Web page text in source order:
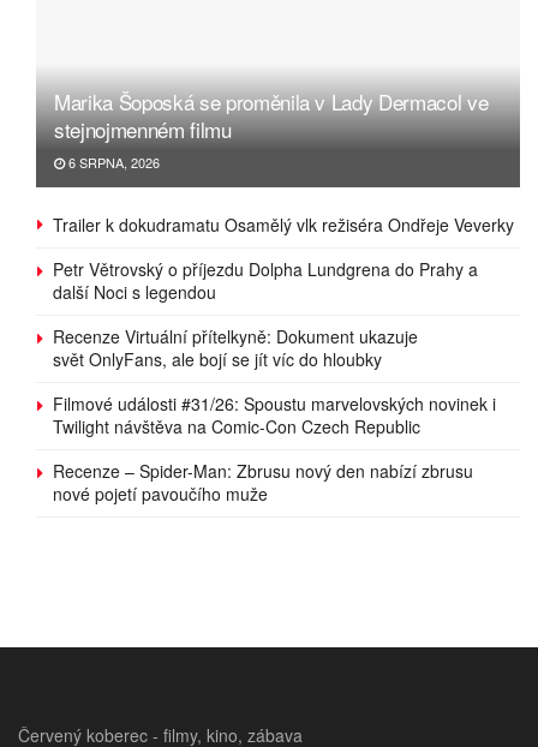
Marika Šoposká se proměnila v Lady Dermacol ve
stejnojmenném filmu
6 SRPNA, 2026
Trailer k dokudramatu Osamělý vlk režiséra Ondřeje Veverky
Petr Větrovský o příjezdu Dolpha Lundgrena do Prahy a
další Noci s legendou
Recenze Virtuální přítelkyně: Dokument ukazuje
svět OnlyFans, ale bojí se jít víc do hloubky
Filmové události #31/26: Spoustu marvelovských novinek i
Twilight návštěva na Comic-Con Czech Republic
Recenze – Spider-Man: Zbrusu nový den nabízí zbrusu
nové pojetí pavoučího muže
Červený koberec - filmy, kino, zábava